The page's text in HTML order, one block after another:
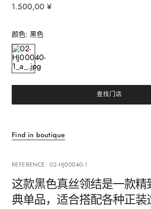
¥
1 ,
500
. 00
颜色: 黑色
查找门店
Find in boutique
REFERENCE:02-HJ00040-1
这款黑色真丝领结是一款
典单品，适合搭配各种正装